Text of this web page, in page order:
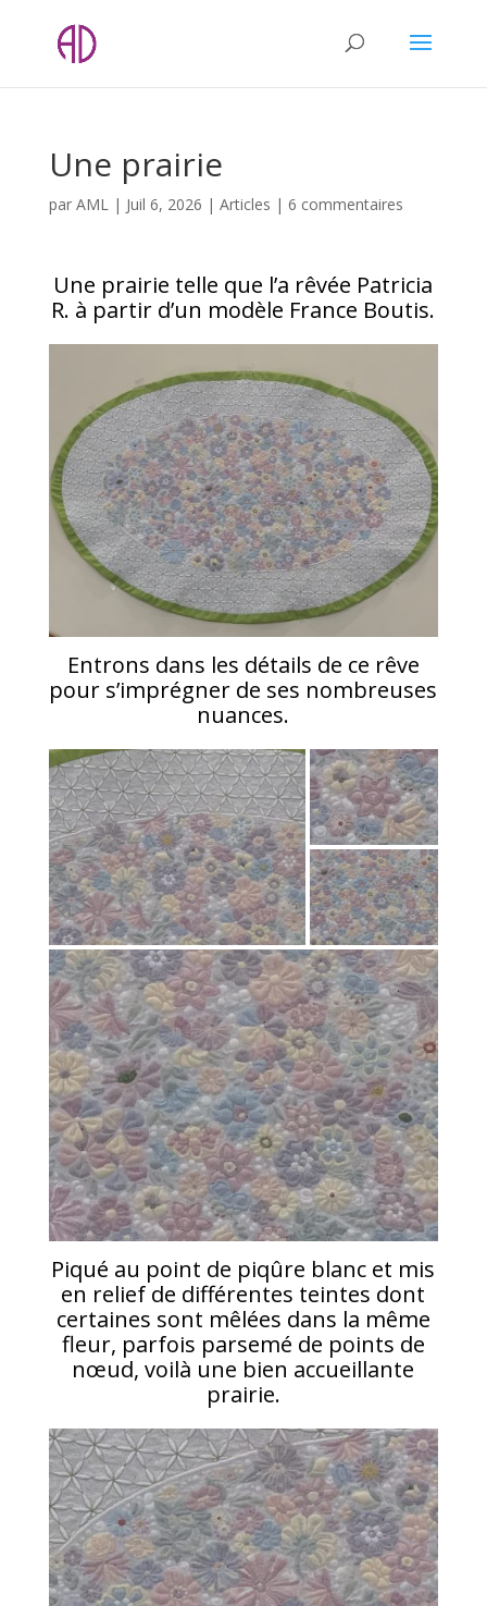
Une prairie
par AML| Juil 6, 2026 | Articles | 6 commentaires
Une prairie telle que l’a rêvée Patricia
R. à partir d’un modèle France Boutis.
Entrons dans les détails de ce rêve
pour s’imprégner de ses nombreuses
nuances.
Piqué au point de piqûre blanc et mis
en relief de différentes teintes dont
certaines sont mêlées dans la même
fleur, parfois parsemé de points de
nœud, voilà une bien accueillante
prairie.